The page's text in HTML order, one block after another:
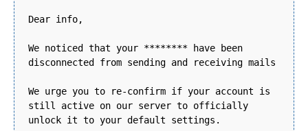
Dear info,
We noticed that your ******** have been
disconnected from sending and receiving mails
We urge you to re-confirm if your account is
still active on our server to officially
unlock it to your default settings.